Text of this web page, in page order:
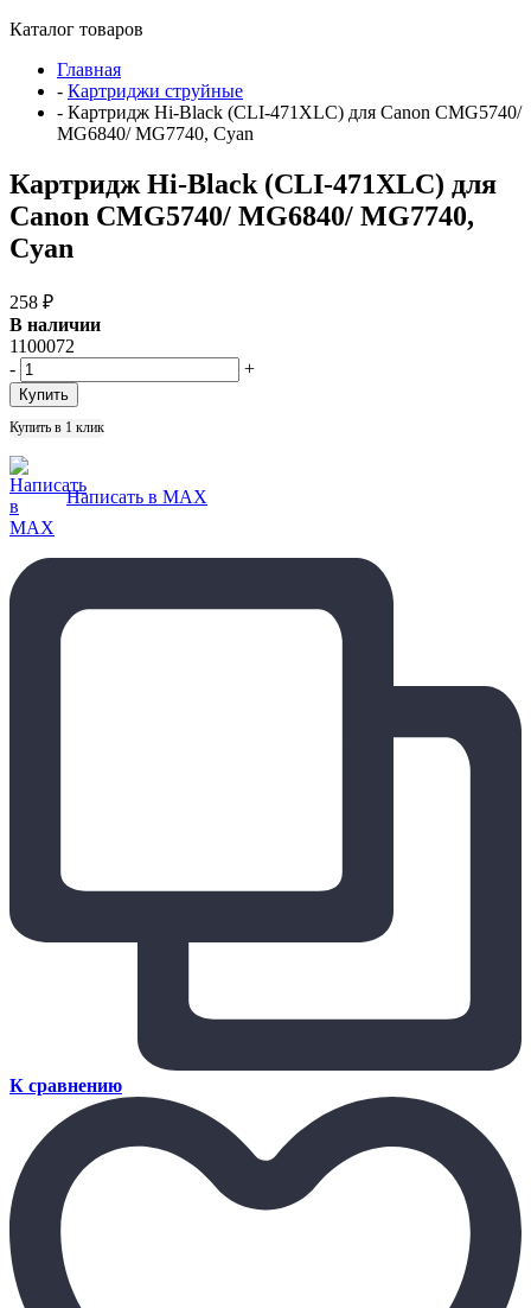
Каталог товаров
Главная
- Картриджи струйные
- Картридж Hi-Black (CLI-471XLC) для Canon CMG5740/
MG6840/ MG7740, Cyan
Картридж Hi-Black (CLI-471XLC) для
Canon CMG5740/ MG6840/ MG7740,
Cyan
258 ₽
В наличии
1100072
-
+
Купить в 1 клик
Написать в MAX
К сравнению